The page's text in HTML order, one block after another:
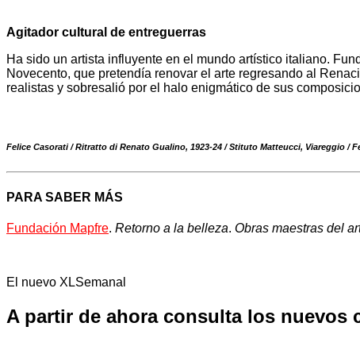
Agitador cultural de entreguerras
Ha sido un artista influyente en el mundo artístico italiano.
Novecento, que pretendía renovar el arte regresando al
realistas y sobresalió por el halo enigmático de sus
Felice Casorati / Ritratto di Renato Gualino, 1923-24 / Stituto Matteucci, Viareggio /
PARA SABER MÁS
Fundación Mapfre. Retorno a la belleza. Obras maestras del
El nuevo XLSemanal
A partir de ahora consulta los